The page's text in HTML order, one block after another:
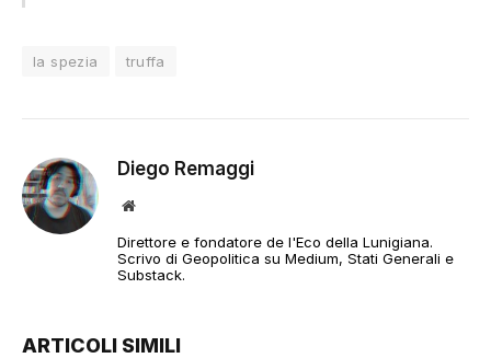
la spezia truffa
Diego Remaggi
Sito
Direttore e fondatore de l'Eco della Lunigiana.
Scrivo di Geopolitica su Medium, Stati Generali e
Substack.
ARTICOLI SIMILI